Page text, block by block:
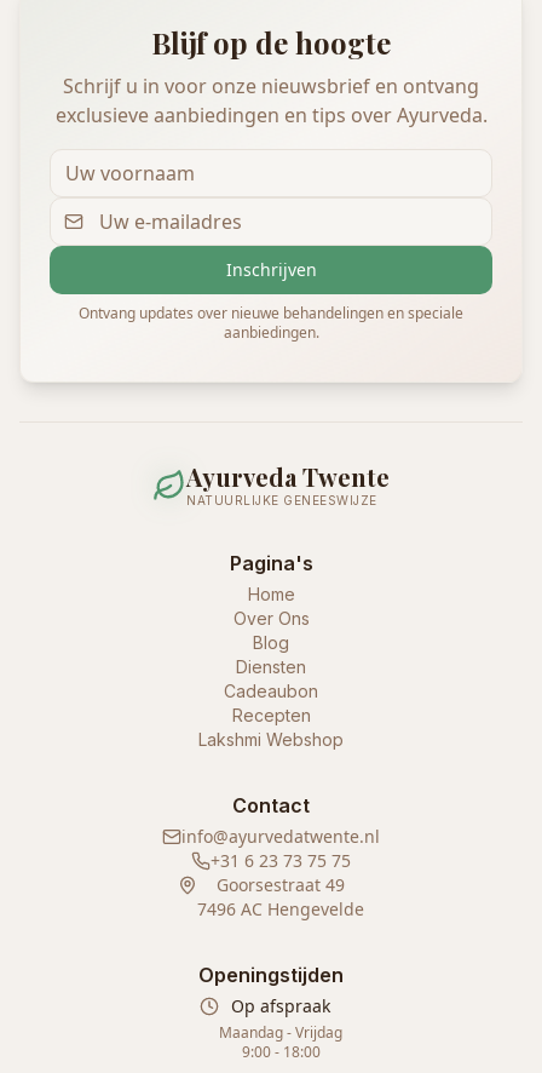
Blijf op de hoogte
Schrijf u in voor onze nieuwsbrief en ontvang
exclusieve aanbiedingen en tips over Ayurveda.
Inschrijven
Ontvang updates over nieuwe behandelingen en speciale
aanbiedingen.
Ayurveda Twente
NATUURLIJKE GENEESWIJZE
Pagina's
Home
Over Ons
Blog
Diensten
Cadeaubon
Recepten
Lakshmi Webshop
Contact
info@ayurvedatwente.nl
+31 6 23 73 75 75
Goorsestraat 49
7496 AC Hengevelde
Openingstijden
Op afspraak
Maandag - Vrijdag
9:00 - 18:00